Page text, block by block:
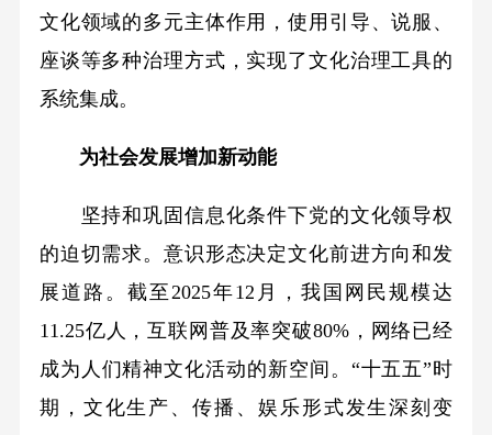
文化领域的多元主体作用，使用引导、说服、
座谈等多种治理方式，实现了文化治理工具的
系统集成。
为社会发展增加新动能
坚持和巩固信息化条件下党的文化领导权
的迫切需求。意识形态决定文化前进方向和发
展道路。截至2025年12月，我国网民规模达
11.25亿人，互联网普及率突破80%，网络已经
成为人们精神文化活动的新空间。“十五五”时
期，文化生产、传播、娱乐形式发生深刻变